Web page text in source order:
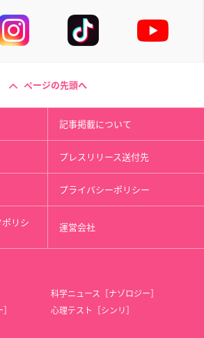
ページの先頭へ
記事掲載について
プレスリリース送付先
プライバシーポリシー
リシ 運営会社
科学ニュース［ナゾロジー］
心理テスト［シンリ］